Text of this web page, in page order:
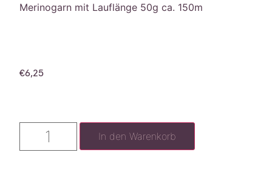
Merinogarn mit Lauflänge 50g ca. 150m
€6,25
In den Warenkorb